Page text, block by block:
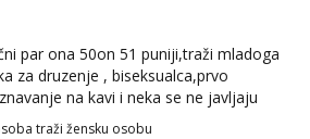
par ona 50on 51 puniji,traži mladoga
za druzenje , biseksualca,prvo
na kavi i neka se ne javljaju
od 30 godina
traži žensku osobu